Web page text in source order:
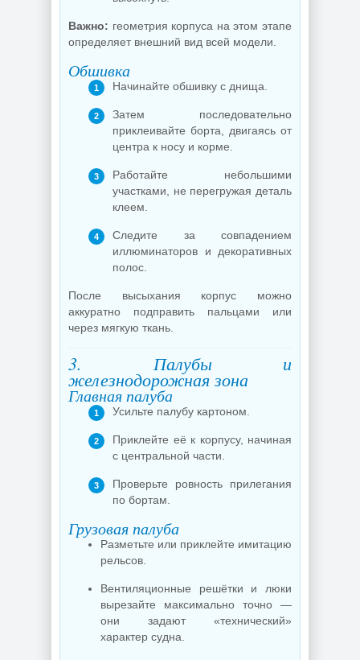
Важно: геометрия корпуса на этом этапе
определяет внешний вид всей модели.
Обшивка
Начинайте обшивку с днища.
Затем последовательно
приклеивайте борта, двигаясь от
центра к носу и корме.
Работайте небольшими
участками, не перегружая деталь
клеем.
Следите за совпадением
иллюминаторов и декоративных
полос.
После высыхания корпус можно
аккуратно подправить пальцами или
через мягкую ткань.
3. Палубы и
железнодорожная зона
Главная палуба
Усильте палубу картоном.
Приклейте её к корпусу, начиная
с центральной части.
Проверьте ровность прилегания
по бортам.
Грузовая палуба
Разметьте или приклейте имитацию
рельсов.
Вентиляционные решётки и люки
вырезайте максимально точно —
они задают «технический»
характер судна.